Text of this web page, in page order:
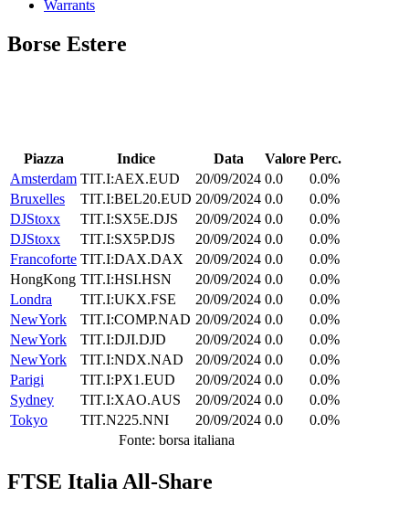
Warrants
Borse Estere
Piazza Indice Data Valore Perc.
Amsterdam TIT.I:AEX.EUD 20/09/2024 0.0
0.0%
Bruxelles
TIT.I:BEL20.EUD 20/09/2024 0.0
0.0%
DJStoxx
TIT.I:SX5E.DJS 20/09/2024 0.0
0.0%
DJStoxx
TIT.I:SX5P.DJS 20/09/2024 0.0
0.0%
Francoforte TIT.I:DAX.DAX 20/09/2024 0.0
0.0%
HongKong TIT.I:HSI.HSN 20/09/2024 0.0
0.0%
Londra
TIT.I:UKX.FSE 20/09/2024 0.0
0.0%
NewYork
TIT.I:COMP.NAD 20/09/2024 0.0
0.0%
NewYork
TIT.I:DJI.DJD 20/09/2024 0.0
0.0%
NewYork
TIT.I:NDX.NAD 20/09/2024 0.0
0.0%
Parigi
TIT.I:PX1.EUD 20/09/2024 0.0
0.0%
Sydney
TIT.I:XAO.AUS 20/09/2024 0.0
0.0%
Tokyo
TIT.N225.NNI 20/09/2024 0.0
0.0%
Fonte: borsa italiana
FTSE Italia All-Share